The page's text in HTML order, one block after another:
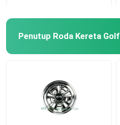
Penutup Roda Kereta Golf